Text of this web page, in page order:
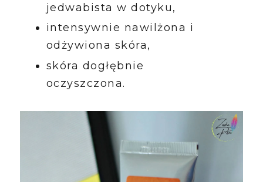
jedwabista w dotyku,
intensywnie nawilżona i
odżywiona skóra,
skóra dogłębnie
oczyszczona.